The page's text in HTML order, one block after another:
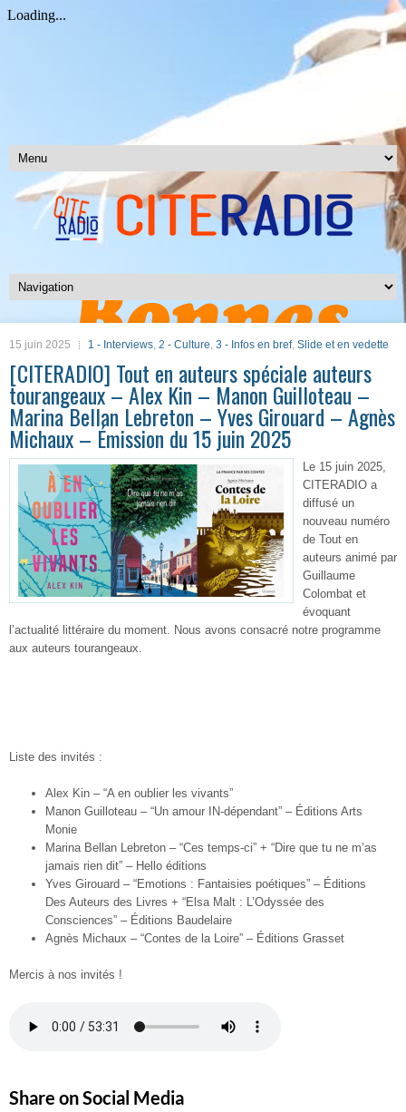
15 juin 2025 1 - Interviews, 2 - Culture, 3 - Infos en bref, Slide et en vedette
[CITERADIO] Tout en auteurs spéciale auteurs
tourangeaux – Alex Kin – Manon Guilloteau –
Marina Bellan Lebreton – Yves Girouard – Agnès
Michaux – Émission du 15 juin 2025
Le 15 juin 2025,
CITERADIO a
diffusé un
nouveau numéro
de Tout en
auteurs animé par
Guillaume
Colombat et
évoquant
l’actualité littéraire du moment. Nous avons consacré notre programme
aux auteurs tourangeaux.
Liste des invités :
Alex Kin – “A en oublier les vivants”
Manon Guilloteau – “Un amour IN-dépendant” – Éditions Arts
Monie
Marina Bellan Lebreton – “Ces temps-ci” + “Dire que tu ne m’as
jamais rien dit” – Hello éditions
Yves Girouard – “Emotions : Fantaisies poétiques” – Éditions
Des Auteurs des Livres + “Elsa Malt : L’Odyssée des
Consciences” – Éditions Baudelaire
Agnès Michaux – “Contes de la Loire” – Éditions Grasset
Mercis à nos invités !
Share on Social Media